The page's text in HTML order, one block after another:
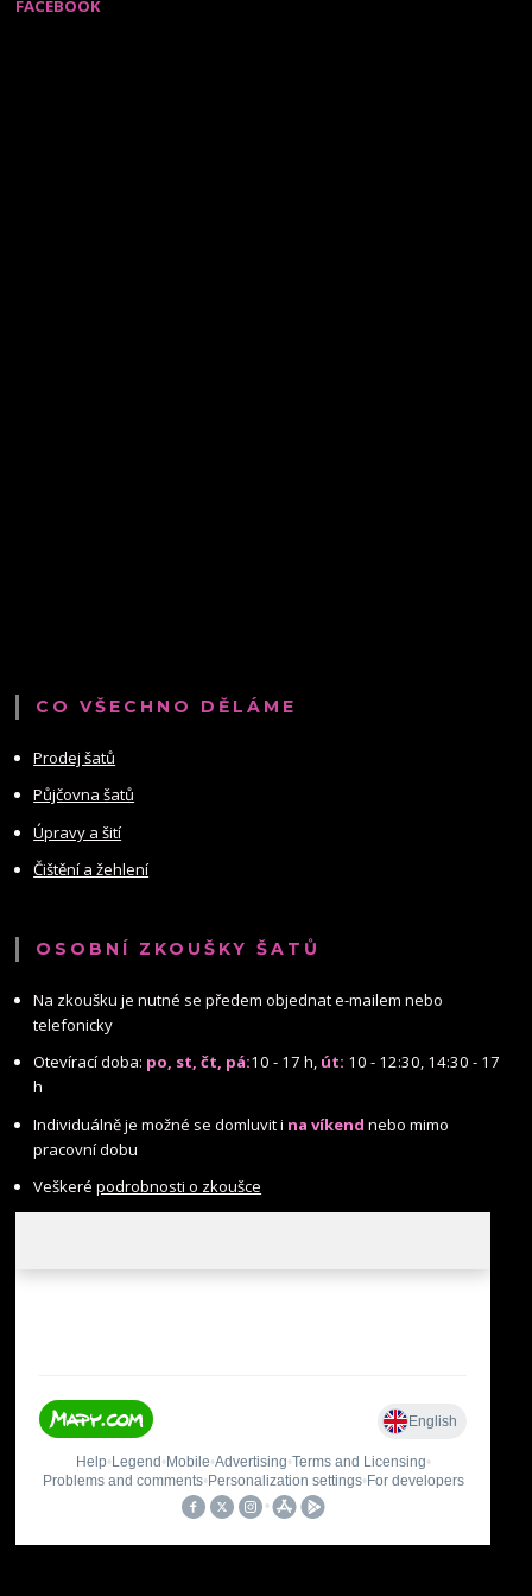
FACEBOOK
CO VŠECHNO DĚLÁME
Prodej šatů
Půjčovna šatů
Úpravy a šití
Čištění a žehlení
OSOBNÍ ZKOUŠKY ŠATŮ
Na zkoušku je nutné se předem objednat e-mailem nebo
telefonicky
Otevírací doba: po, st, čt, pá:10 - 17 h, út: 10 - 12:30, 14:30 - 17
h
Individuálně je možné se domluvit i na víkend nebo mimo
pracovní dobu
Veškerépodrobnosti o zkoušce